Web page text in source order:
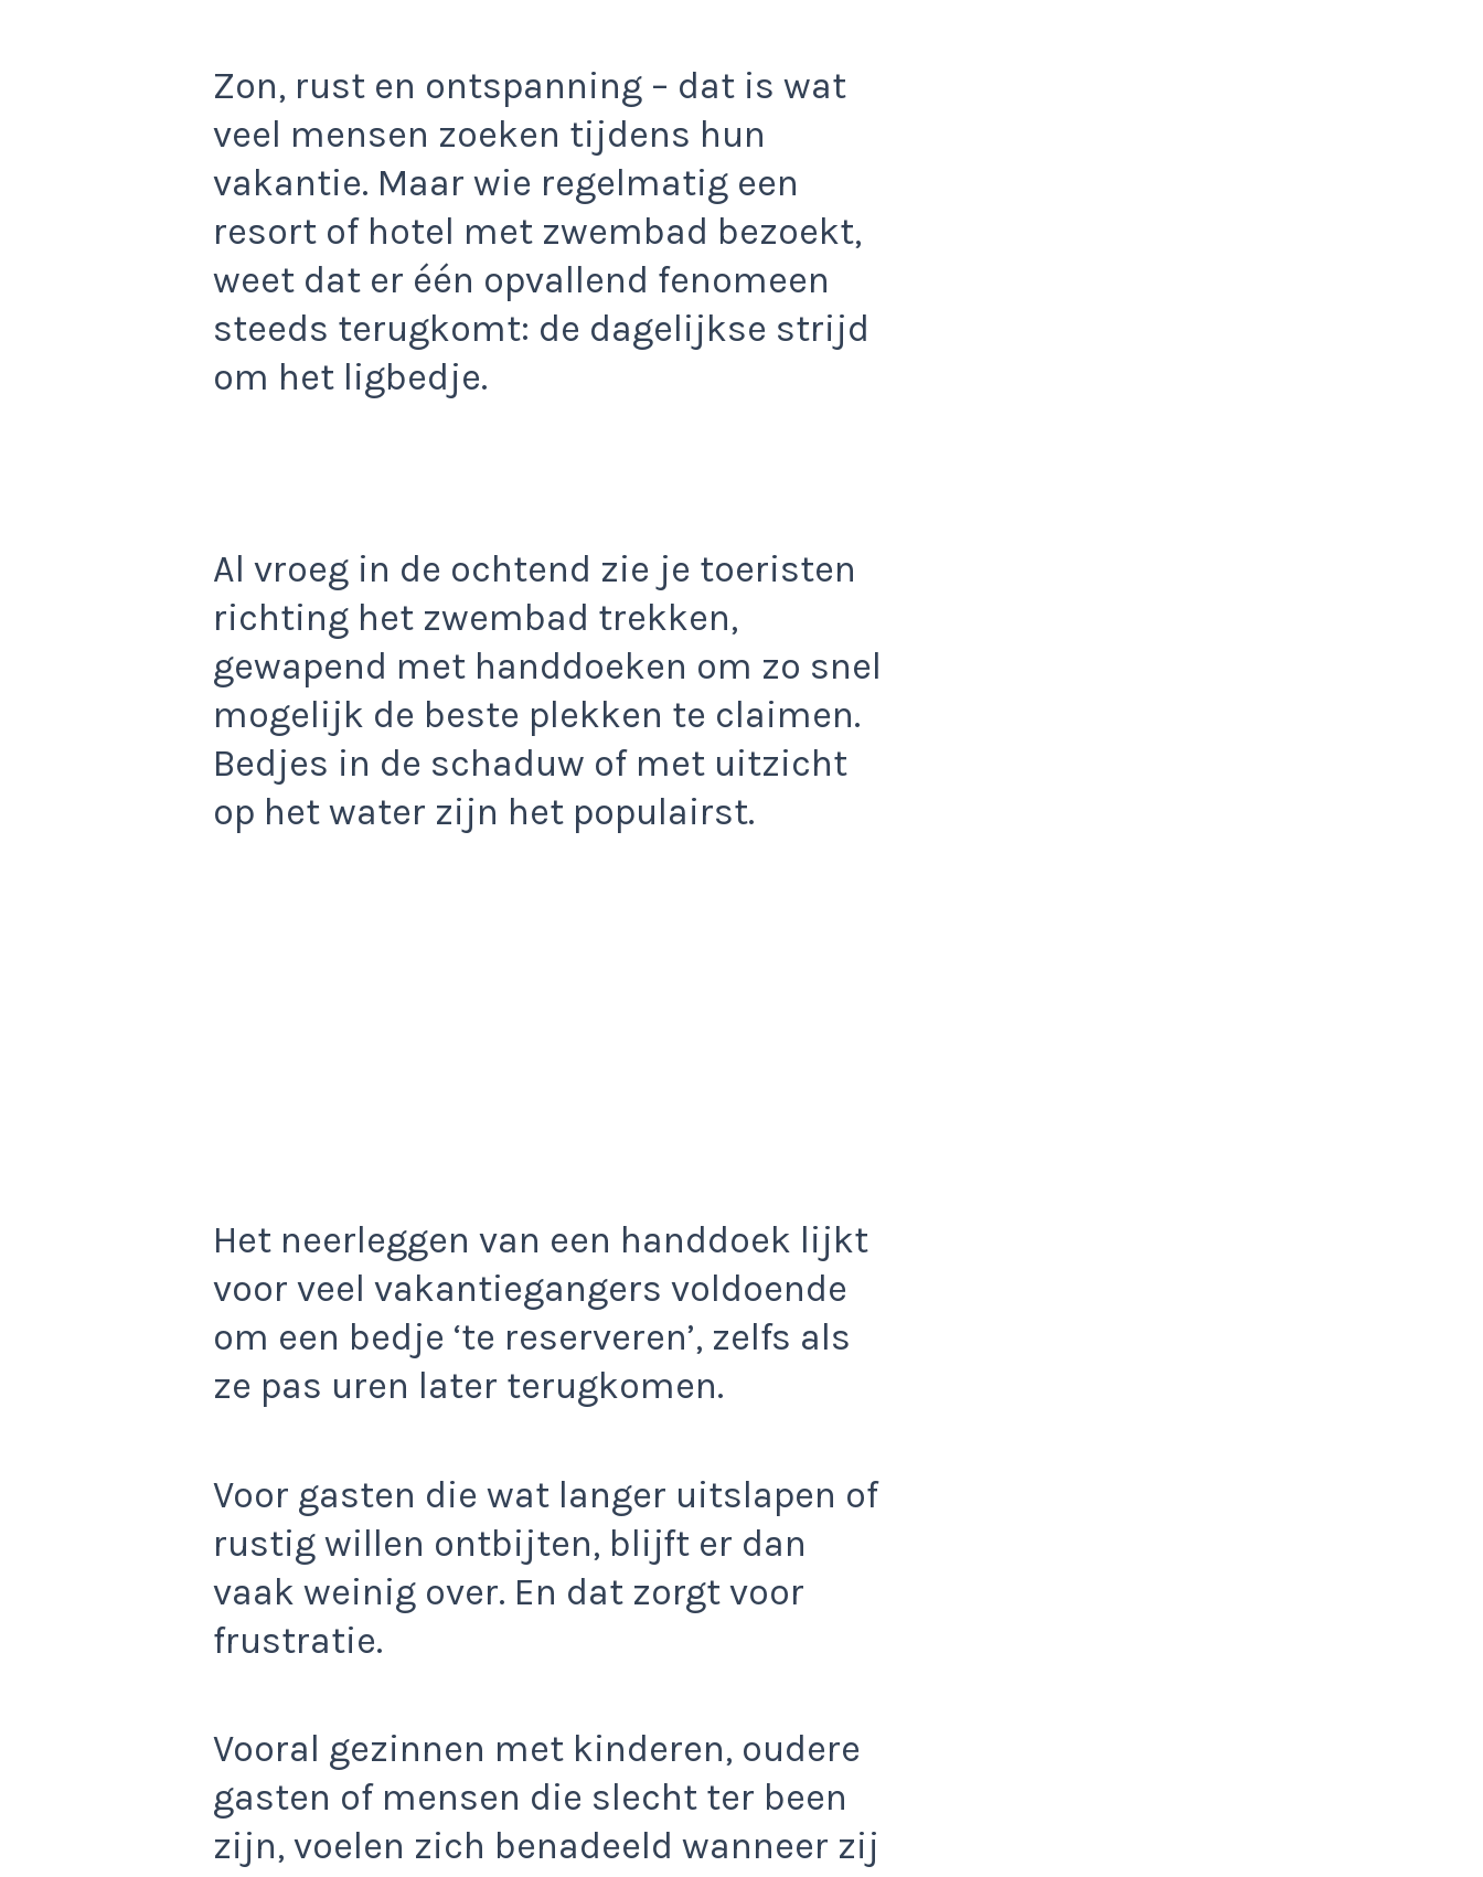
Zon, rust en ontspanning – dat is wat
veel mensen zoeken tijdens hun
vakantie. Maar wie regelmatig een
resort of hotel met zwembad bezoekt,
weet dat er één opvallend fenomeen
steeds terugkomt: de dagelijkse strijd
om het ligbedje.
Al vroeg in de ochtend zie je toeristen
richting het zwembad trekken,
gewapend met handdoeken om zo snel
mogelijk de beste plekken te claimen.
Bedjes in de schaduw of met uitzicht
op het water zijn het populairst.
Het neerleggen van een handdoek lijkt
voor veel vakantiegangers voldoende
om een bedje ‘te reserveren’, zelfs als
ze pas uren later terugkomen.
Voor gasten die wat langer uitslapen of
rustig willen ontbijten, blijft er dan
vaak weinig over. En dat zorgt voor
frustratie.
Vooral gezinnen met kinderen, oudere
gasten of mensen die slecht ter been
zijn, voelen zich benadeeld wanneer zij